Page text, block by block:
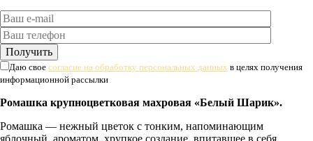
Даю свое согласие на обработку персональных данных в целях получения
информационной рассылки
Ромашка крупноцветковая махровая «Белый Шарик».
Ромашка — нежный цветок с тонким, напоминающим
яблочный, ароматом, хрупкое создание, впитавшее в себя